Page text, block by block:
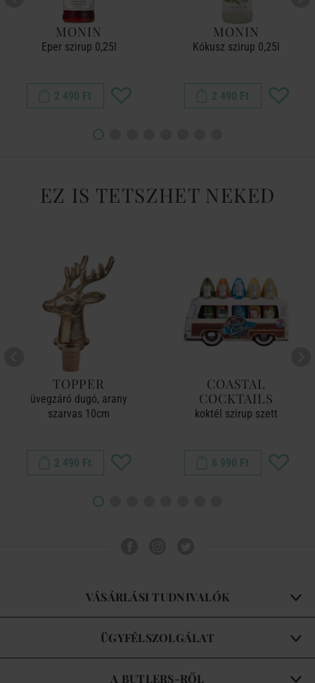
MONIN
Eper szirup 0,25l
2 490 Ft
MONIN
Kókusz szirup 0,25l
2 490 Ft
EZ IS TETSZHET NEKED
TOPPER
üvegzáró dugó, arany
szarvas 10cm
2 490 Ft
COASTAL
COCKTAILS
koktél szirup szett
6 990 Ft
VÁSÁRLÁSI TUDNIVALÓK
ÜGYFÉLSZOLGÁLAT
A BUTLERS-RŐL